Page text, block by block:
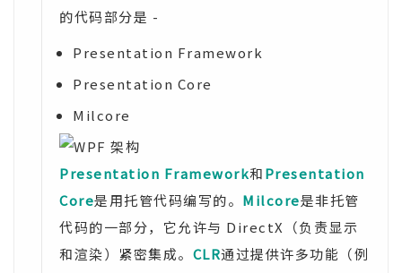
的代码部分是 -
Presentation Framework
Presentation Core
Milcore
Presentation Framework和Presentation
Core是用托管代码编写的。 Milcore是非托管
代码的一部分，它允许与 DirectX（负责显示
和渲染）紧密集成。 CLR通过提供许多功能（例